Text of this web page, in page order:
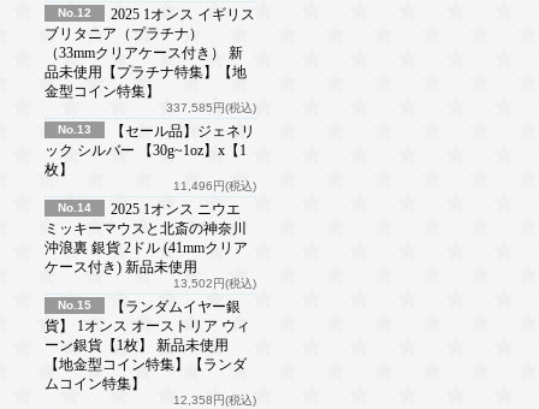
No.12
2025 1オンス イギリス
ブリタニア（プラチナ）
（33mmクリアケース付き） 新
品未使用【プラチナ特集】【地
金型コイン特集】
337,585円(税込)
No.13
【セール品】ジェネリ
ック シルバー 【30g~1oz】x【1
枚】
11,496円(税込)
No.14
2025 1オンス ニウエ
ミッキーマウスと北斎の神奈川
沖浪裏 銀貨 2ドル (41mmクリア
ケース付き) 新品未使用
13,502円(税込)
No.15
【ランダムイヤー銀
貨】 1オンス オーストリア ウィ
ーン銀貨【1枚】 新品未使用
【地金型コイン特集】【ランダ
ムコイン特集】
12,358円(税込)